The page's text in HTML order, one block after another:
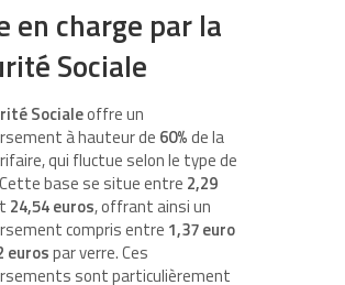
en charge par la
Sociale
Socialeoffre un
à hauteur de 60%de la
qui fluctue selon le type de
base se situe entre 2,29
24,54 euros, offrant ainsi un
compris entre 1,37 euro
eurospar verre. Ces
sont particulièrement